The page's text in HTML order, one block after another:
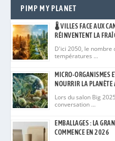
PIMP MY PLANET
🌡️ VILLES FACE AUX
RÉINVENTENT LA
D'ici 2050, le nombre
températures …
MICRO-ORGANISMES
NOURRIR LA PLANÈTE
Lors du salon Big
conversation …
EMBALLAGES : LA
COMMENCE EN 2026